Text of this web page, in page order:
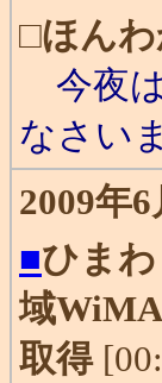
□ほん
今夜
なさい
2009年
■ひま
域
取得